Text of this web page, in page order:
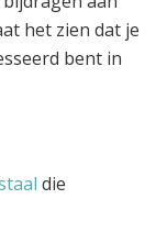
het zien dat je
bent in
die